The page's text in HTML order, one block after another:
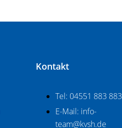
Kontakt
Tel: 04551 883 883
E-Mail: info-
team@kvsh.de